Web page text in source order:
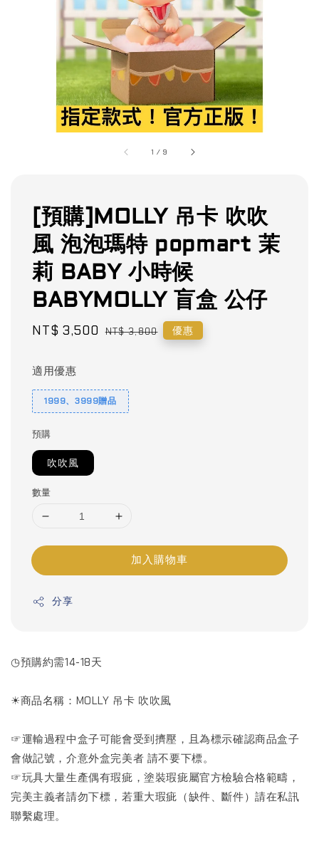
1 / 9
[預購]MOLLY 吊卡 吹吹
風 泡泡瑪特 popmart 茉
莉 BABY 小時候
BABYMOLLY 盲盒 公仔
Sale
NT$ 3,500 Regular
NT$ 3,800 優惠
適用優惠
1999、3999贈品
預購
吹吹風
數量
加入購物車
分享
◷預購約需14-18天
☀商品名稱：MOLLY 吊卡 吹吹風
☞運輸過程中盒子可能會受到擠壓，且為標示確認商品盒子
會做記號，介意外盒完美者 請不要下標。
☞玩具大量生產偶有瑕疵，塗裝瑕疵屬官方檢驗合格範疇，
完美主義者請勿下標，若重大瑕疵（缺件、斷件）請在私訊
聯繫處理。